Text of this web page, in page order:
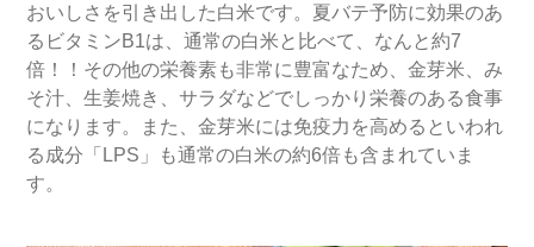
おいしさを引き出した白米です。夏バテ予防に効果のあ
るビタミンB1は、通常の白米と比べて、なんと約7
倍！！その他の栄養素も非常に豊富なため、金芽米、み
そ汁、生姜焼き、サラダなどでしっかり栄養のある食事
になります。また、金芽米には免疫力を高めるといわれ
る成分「LPS」も通常の白米の約6倍も含まれていま
す。